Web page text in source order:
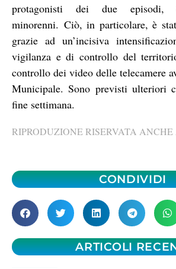
protagonisti dei due
minorenni. Ciò, in particolare, è
grazie ad un’incisiva
vigilanza e di controllo del
controllo dei video delle telecamere
Municipale. Sono previsti ulteriori
fine settimana.
RIPRODUZIONE RISERVATA
CONDIVIDI
ARTICOLI